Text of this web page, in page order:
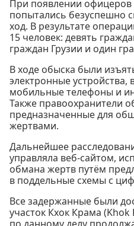
При появлении
попытались безуспешно
ход. В результате
15 человек: девять
граждан Грузии и один
В ходе обыска были
электронные
мобильные телефоны и
Также правоохранители
предназначенные для
жертвами.
Дальнейшее
управляла веб-сайтом,
обмана жертв путём
в поддельные схемы с
Все задержанные были
участок Кхок Крама
по данному делу